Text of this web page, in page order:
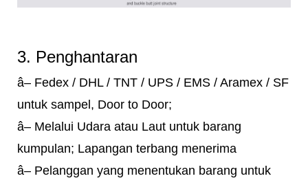
3. Penghantaran
â– Fedex / DHL / TNT / UPS / EMS / Aramex / SF
untuk sampel, Door to Door;
â– Melalui Udara atau Laut untuk barang
kumpulan; Lapangan terbang menerima
â– Pelanggan yang menentukan barang untuk